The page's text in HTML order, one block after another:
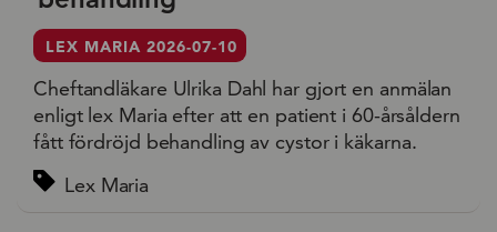
LEX MARIA 2026-07-10
Cheftandläkare Ulrika Dahl har gjort en anmälan
enligt lex Maria efter att en patient i 60-årsåldern
fått fördröjd behandling av cystor i käkarna.
Lex Maria